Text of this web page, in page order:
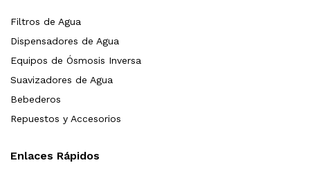
Filtros de Agua
Dispensadores de Agua
Equipos de Ósmosis Inversa
Suavizadores de Agua
Bebederos
Repuestos y Accesorios
Enlaces Rápidos